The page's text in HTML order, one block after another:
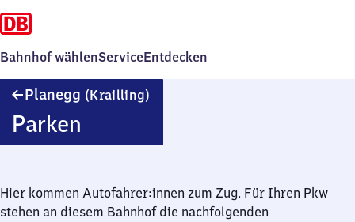
Bahnhof wählenServiceEntdecken
Planegg (Krailling)
Parken
Hier kommen Autofahrer:innen zum Zug. Für Ihren Pkw
stehen an diesem Bahnhof die nachfolgenden